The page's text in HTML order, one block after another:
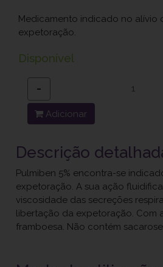
Medicamento indicado no alívio
expetoração.
Disponível
−
Adicionar
Descrição
Pulmiben 5% encontra-se
expetoração. A sua ação
viscosidade das secreções
libertação da expetoração. Com
framboesa. Não contém